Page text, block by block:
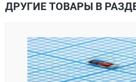
ДРУГИЕ ТОВАРЫ В